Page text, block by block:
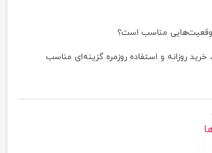
خرید روزانه و استفاده روزمره گزینه‌ای مناسب